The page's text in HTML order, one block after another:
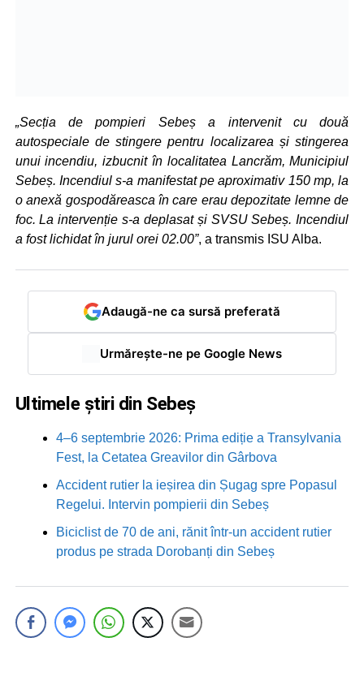
„Secția de pompieri Sebeș a intervenit cu două
autospeciale de stingere pentru localizarea și stingerea
unui incendiu, izbucnit în localitatea Lancrăm, Municipiul
Sebeș. Incendiul s-a manifestat pe aproximativ 150 mp, la
o anexă gospodăreasca în care erau depozitate lemne de
foc. La intervenție s-a deplasat și SVSU Sebeș. Incendiul
a fost lichidat în jurul orei 02.00”, a transmis ISU Alba.
Adaugă-ne ca sursă preferată
Urmărește-ne pe Google News
Ultimele știri din Sebeș
4–6 septembrie 2026: Prima ediție a Transylvania
Fest, la Cetatea Greavilor din Gârbova
Accident rutier la ieșirea din Șugag spre Popasul
Regelui. Intervin pompierii din Sebeș
Biciclist de 70 de ani, rănit într-un accident rutier
produs pe strada Dorobanți din Sebeș